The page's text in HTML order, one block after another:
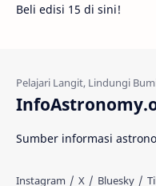
Fakta Galaksi
Gerhana Matahari
Beli edisi 15 di sini!
Sumber informasi